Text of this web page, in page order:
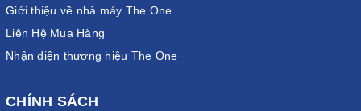
Giới thiệu về nhà máy The One
Liên Hệ Mua Hàng
Nhận diện thương hiệu The One
CHÍNH SÁCH